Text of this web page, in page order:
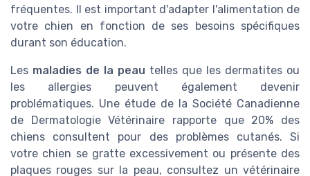
fréquentes. Il est important d'adapter l'alimentation de
votre chien en fonction de ses besoins spécifiques
durant son éducation.
Les maladies de la peau telles que les dermatites ou
les allergies peuvent également devenir
problématiques. Une étude de la Société Canadienne
de Dermatologie Vétérinaire rapporte que 20% des
chiens consultent pour des problèmes cutanés. Si
votre chien se gratte excessivement ou présente des
plaques rouges sur la peau, consultez un vétérinaire